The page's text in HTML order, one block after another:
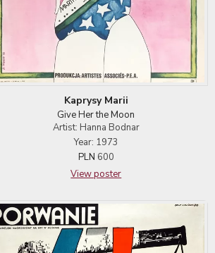
Kaprysy Marii
Give Her the Moon
Artist: Hanna Bodnar
Year: 1973
PLN 600
View poster